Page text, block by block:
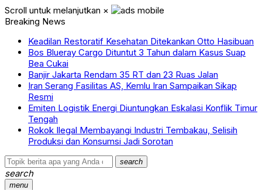
Scroll untuk melanjutkan ×
Breaking News
Keadilan Restoratif Kesehatan Ditekankan Otto Hasibuan
Bos Blueray Cargo Dituntut 3 Tahun dalam Kasus Suap
Bea Cukai
Banjir Jakarta Rendam 35 RT dan 23 Ruas Jalan
Iran Serang Fasilitas AS, Kemlu Iran Sampaikan Sikap
Resmi
Emiten Logistik Energi Diuntungkan Eskalasi Konflik Timur
Tengah
Rokok Ilegal Membayangi Industri Tembakau, Selisih
Produksi dan Konsumsi Jadi Sorotan
search
search
menu